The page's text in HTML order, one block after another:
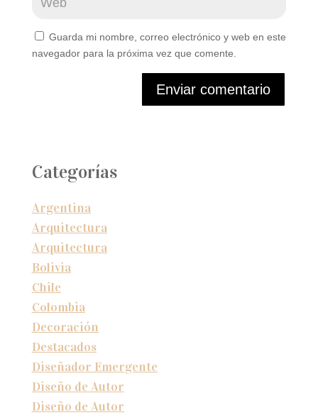
Guarda mi nombre, correo electrónico y web en este
navegador para la próxima vez que comente.
Enviar comentario
Categorías
Argentina
Arquitectura
Arquitectura
Bolivia
Chile
Colombia
Decoración
Destacados
Diseñador Emergente
Diseño de Autor
Diseño de Autor